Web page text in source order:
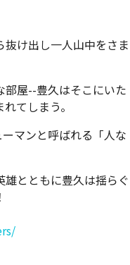
け出し一人山中をさま
部屋--豊久はそこにいた
てしまう。
マンと呼ばれる「人な
とともに豊久は揺らぐ